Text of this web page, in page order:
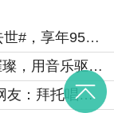
曾执导动画《猫和老鼠》#吉恩戴奇去世#，享年95岁！
“One World”全球抗疫演唱会：群星璀璨，用音乐驱散阴霾
席琳·迪翁加盟Gaga的慈善演唱会！网友：拜托唱《我心永恒》